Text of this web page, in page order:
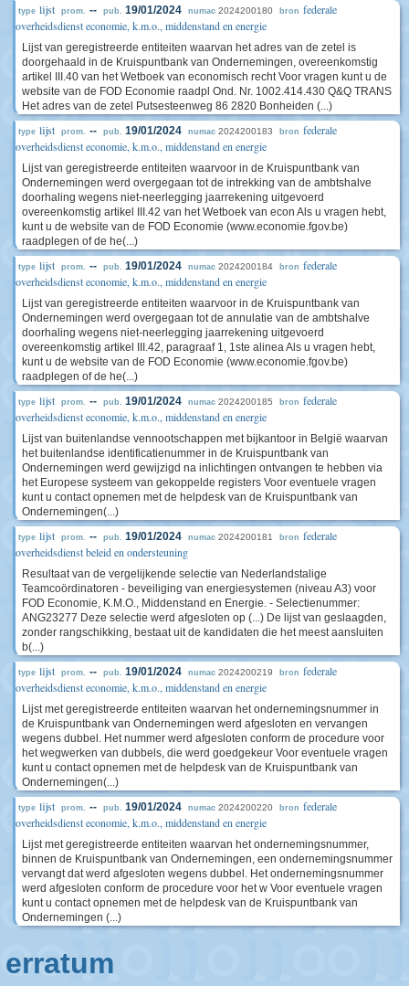
type lijst prom. -- pub. 19/01/2024 numac 2024200180 bron federale
overheidsdienst economie, k.m.o., middenstand en energie
Lijst van geregistreerde entiteiten waarvan het adres van de zetel is
doorgehaald in de Kruispuntbank van Ondernemingen, overeenkomstig
artikel III.40 van het Wetboek van economisch recht Voor vragen kunt u de
website van de FOD Economie raadpl Ond. Nr. 1002.414.430 Q&Q TRANS
Het adres van de zetel Putsesteenweg 86 2820 Bonheiden (...)
type lijst prom. -- pub. 19/01/2024 numac 2024200183 bron federale
overheidsdienst economie, k.m.o., middenstand en energie
Lijst van geregistreerde entiteiten waarvoor in de Kruispuntbank van
Ondernemingen werd overgegaan tot de intrekking van de ambtshalve
doorhaling wegens niet-neerlegging jaarrekening uitgevoerd
overeenkomstig artikel III.42 van het Wetboek van econ Als u vragen hebt,
kunt u de website van de FOD Economie (www.economie.fgov.be)
raadplegen of de he(...)
type lijst prom. -- pub. 19/01/2024 numac 2024200184 bron federale
overheidsdienst economie, k.m.o., middenstand en energie
Lijst van geregistreerde entiteiten waarvoor in de Kruispuntbank van
Ondernemingen werd overgegaan tot de annulatie van de ambtshalve
doorhaling wegens niet-neerlegging jaarrekening uitgevoerd
overeenkomstig artikel III.42, paragraaf 1, 1ste alinea Als u vragen hebt,
kunt u de website van de FOD Economie (www.economie.fgov.be)
raadplegen of de he(...)
type lijst prom. -- pub. 19/01/2024 numac 2024200185 bron federale
overheidsdienst economie, k.m.o., middenstand en energie
Lijst van buitenlandse vennootschappen met bijkantoor in België waarvan
het buitenlandse identificatienummer in de Kruispuntbank van
Ondernemingen werd gewijzigd na inlichtingen ontvangen te hebben via
het Europese systeem van gekoppelde registers Voor eventuele vragen
kunt u contact opnemen met de helpdesk van de Kruispuntbank van
Ondernemingen(...)
type lijst prom. -- pub. 19/01/2024 numac 2024200181 bron federale
overheidsdienst beleid en ondersteuning
Resultaat van de vergelijkende selectie van Nederlandstalige
Teamcoördinatoren - beveiliging van energiesystemen (niveau A3) voor
FOD Economie, K.M.O., Middenstand en Energie. - Selectienummer:
ANG23277 Deze selectie werd afgesloten op (...) De lijst van geslaagden,
zonder rangschikking, bestaat uit de kandidaten die het meest aansluiten
b(...)
type lijst prom. -- pub. 19/01/2024 numac 2024200219 bron federale
overheidsdienst economie, k.m.o., middenstand en energie
Lijst met geregistreerde entiteiten waarvan het ondernemingsnummer in
de Kruispuntbank van Ondernemingen werd afgesloten en vervangen
wegens dubbel. Het nummer werd afgesloten conform de procedure voor
het wegwerken van dubbels, die werd goedgekeur Voor eventuele vragen
kunt u contact opnemen met de helpdesk van de Kruispuntbank van
Ondernemingen(...)
type lijst prom. -- pub. 19/01/2024 numac 2024200220 bron federale
overheidsdienst economie, k.m.o., middenstand en energie
Lijst met geregistreerde entiteiten waarvan het ondernemingsnummer,
binnen de Kruispuntbank van Ondernemingen, een ondernemingsnummer
vervangt dat werd afgesloten wegens dubbel. Het ondernemingsnummer
werd afgesloten conform de procedure voor het w Voor eventuele vragen
kunt u contact opnemen met de helpdesk van de Kruispuntbank van
Ondernemingen (...)
erratum